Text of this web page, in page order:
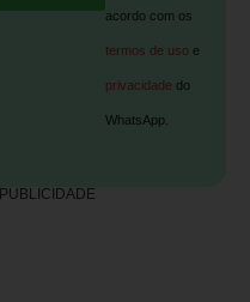
acordo com os
termos de uso e
privacidade do
WhatsApp.